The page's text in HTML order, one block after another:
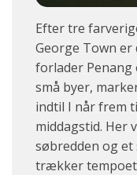
Efter tre
George Town er
forlader Penang
små byer,
indtil I når frem
middagstid. Her
søbredden og
trækker